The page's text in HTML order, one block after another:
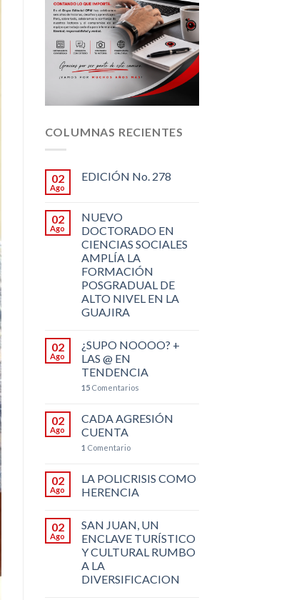
COLUMNAS RECIENTES
02
Ago
EDICIÓN No. 278
02
Ago
NUEVO
DOCTORADO EN
CIENCIAS SOCIALES
AMPLÍA LA
FORMACIÓN
POSGRADUAL DE
ALTO NIVEL EN LA
GUAJIRA
02
Ago
¿SUPO NOOOO? +
LAS @ EN
TENDENCIA
15Comentarios
02
Ago
CADA AGRESIÓN
CUENTA
1 Comentario
02
Ago
LA POLICRISIS COMO
HERENCIA
02
Ago
SAN JUAN, UN
ENCLAVE TURÍSTICO
Y CULTURAL RUMBO
A LA
DIVERSIFICACION